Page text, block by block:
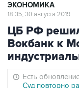
ЭКОНОМИКА
18:35, 30 августа 2019
ЦБ РФ
Вокбанк к
Есть
Суд повторно